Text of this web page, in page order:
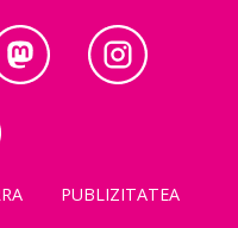
PUBLIZITATEA